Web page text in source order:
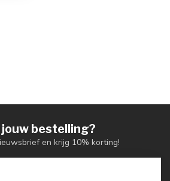
bestelling?
en krijg 10% korting!